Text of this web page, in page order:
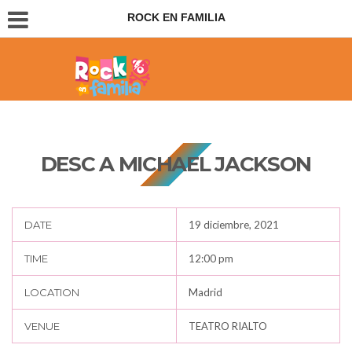
ROCK EN FAMILIA
Conciertos para padres e hijos
DESC A MICHAEL JACKSON
DATE 19 diciembre, 2021
TIME 12:00 pm
LOCATION Madrid
VENUE TEATRO RIALTO